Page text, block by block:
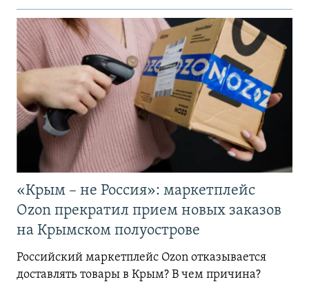
«Крым – не Россия»: маркетплейс
Ozon прекратил прием новых заказов
на Крымском полуострове
Российский маркетплейс Ozon отказывается
доставлять товары в Крым? В чем причина?